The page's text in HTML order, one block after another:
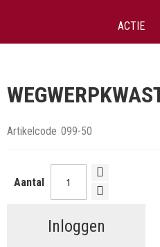
ACTIE
Artikelcode 099-50
Aantal
Inloggen